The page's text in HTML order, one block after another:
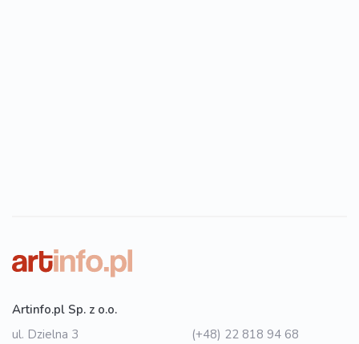
Artinfo.pl Sp. z o.o.
ul. Dzielna 3
(+48) 22 818 94 68